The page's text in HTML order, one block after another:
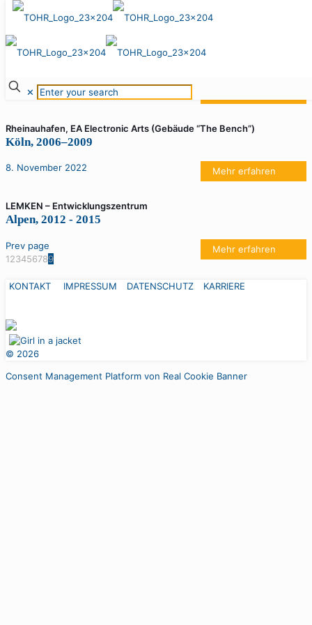
✕
10. November 2022
Garden Towers
10. November 2022
Rheinauhafen, EA Electronic Arts (Gebäude “The Bench”)
Köln, 2006–2009
Mehr erfahren
8. November 2022
LEMKEN – Entwicklungszentrum
Alpen, 2012 - 2015
Mehr erfahren
Prev page
123456789
KONTAKT IMPRESSUM DATENSCHUTZ KARRIERE
© 2026
Consent Management Platform von Real Cookie Banner